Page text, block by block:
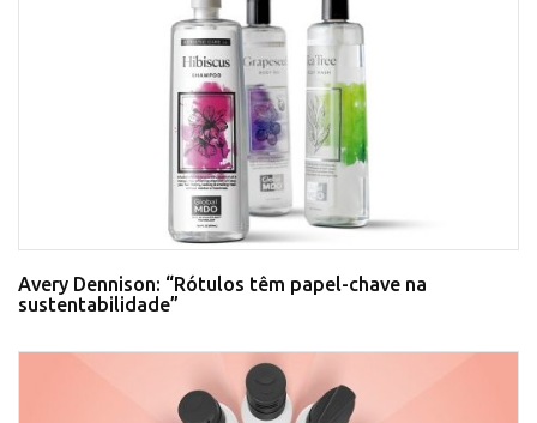
Avery Dennison: “Rótulos têm papel-chave na
sustentabilidade”